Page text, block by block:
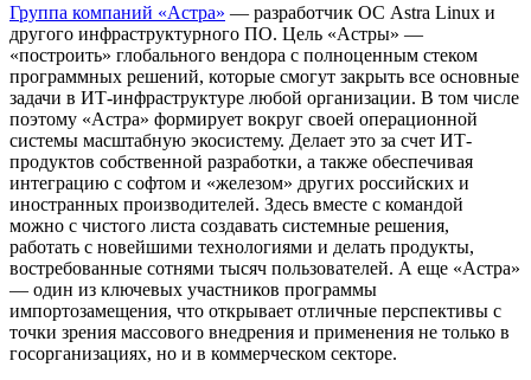
Группа компаний «Астра» — разработчик ОС Astra Linux и
другого инфраструктурного ПО. Цель «Астры» —
«построить» глобального вендора с полноценным стеком
программных решений, которые смогут закрыть все основные
задачи в ИТ-инфраструктуре любой организации. В том числе
поэтому «Астра» формирует вокруг своей операционной
системы масштабную экосистему. Делает это за счет ИТ-
продуктов собственной разработки, а также обеспечивая
интеграцию с софтом и «железом» других российских и
иностранных производителей. Здесь вместе с командой
можно с чистого листа создавать системные решения,
работать с новейшими технологиями и делать продукты,
востребованные сотнями тысяч пользователей. А еще «Астра»
— один из ключевых участников программы
импортозамещения, что открывает отличные перспективы с
точки зрения массового внедрения и применения не только в
госорганизациях, но и в коммерческом секторе.